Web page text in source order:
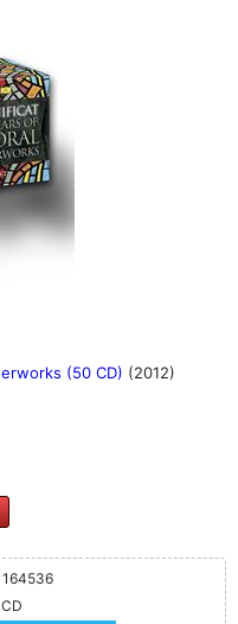
(50 CD) (2012)
164536